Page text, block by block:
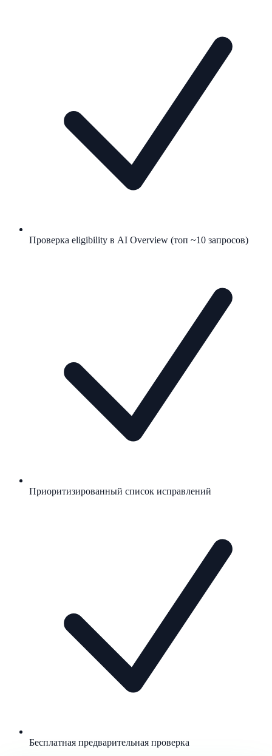
Проверка eligibility в AI Overview (топ ~10 запросов)
Приоритизированный список исправлений
Бесплатная предварительная проверка